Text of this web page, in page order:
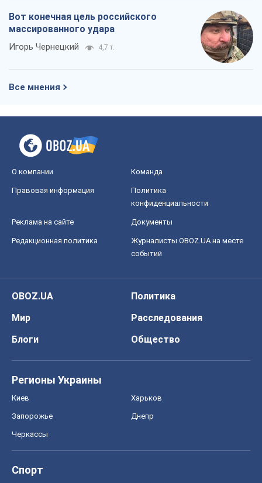
Вот конечная цель российского
массированного удара
Игорь Чернецкий 4,7 т.
Все мнения
О компании Команда
Правовая информация
Политика
конфиденциальности
Реклама на сайте Документы
Редакционная политика
Журналисты OBOZ.UA на месте
событий
OBOZ.UA
Политика
Мир
Расследования
Блоги
Общество
Регионы Украины
Киев Харьков
Запорожье Днепр
Черкассы
Спорт